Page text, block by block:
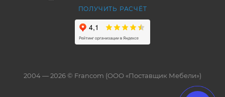
ПОЛУЧИТЬ РАСЧЁТ
2004 — 2026 © Francom (ООО «Поставщик Мебели»)